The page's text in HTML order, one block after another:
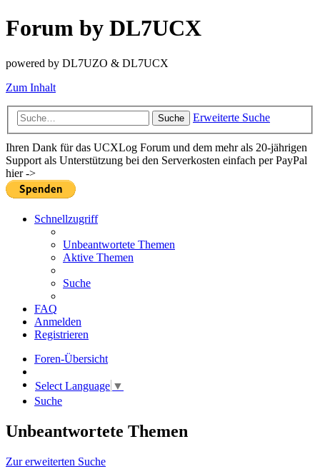
Forum by DL7UCX
powered by DL7UZO & DL7UCX
Zum Inhalt
Suche Erweiterte Suche
Ihren Dank für das UCXLog Forum und dem mehr als 20-jährigen
Support als Unterstützung bei den Serverkosten einfach per PayPal
hier ->
Schnellzugriff
Unbeantwortete Themen
Aktive Themen
Suche
FAQ
Anmelden
Registrieren
Foren-Übersicht
Select Language ▼
Suche
Unbeantwortete Themen
Zur erweiterten Suche